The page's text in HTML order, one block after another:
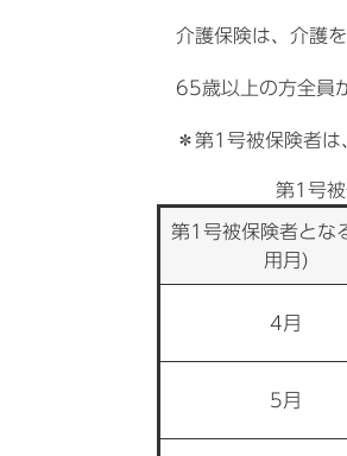
介護保険は、介護を
65歳以上の方全員
＊第1号被保険者は
第1号
第1号被保険者とな
用月)
4月
5月